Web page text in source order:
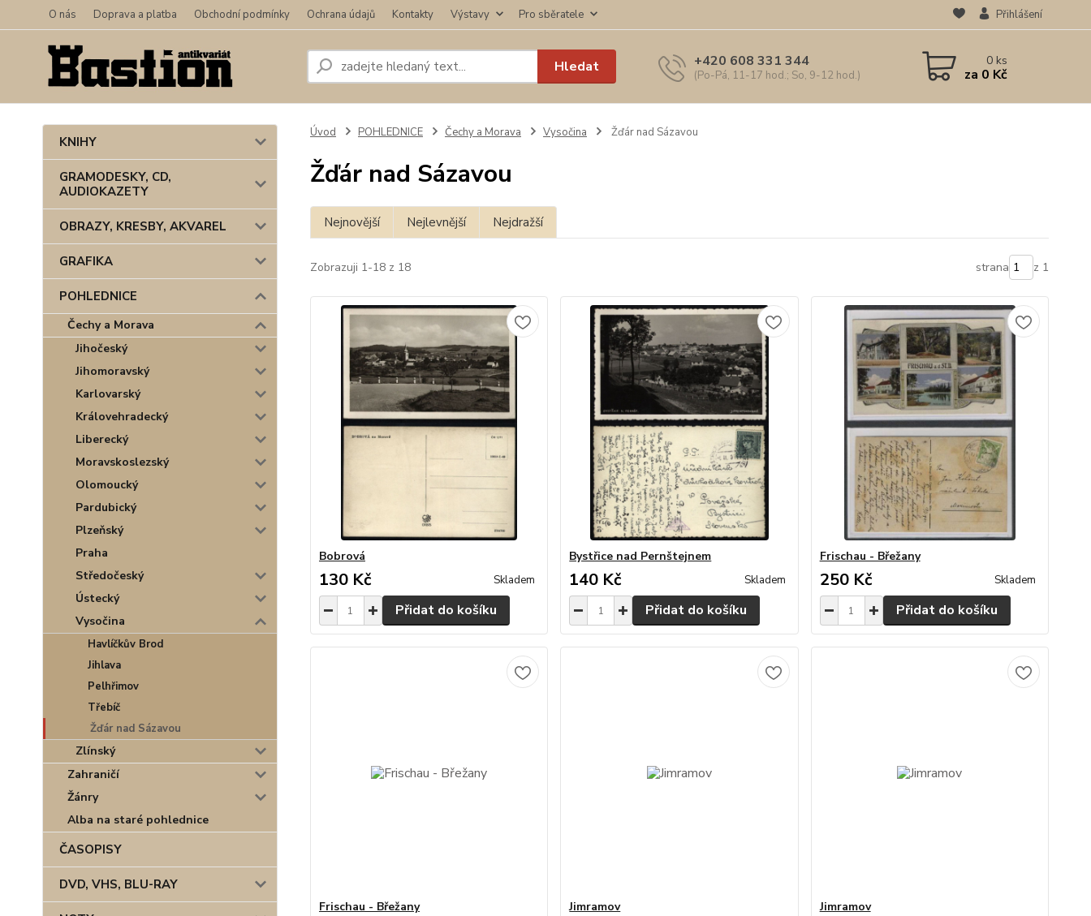
O nás Doprava a platba Obchodní podmínky Ochrana údajů Kontakty Výstavy Pro sběratele Přihlášení
Hledat +420 608 331 344
(Po-Pá, 11-17 hod.; So, 9-12 hod.)
0ks
za 0 Kč
KNIHY
GRAMODESKY, CD,
AUDIOKAZETY
OBRAZY, KRESBY, AKVAREL
GRAFIKA
POHLEDNICE
Čechy a Morava
Jihočeský
Jihomoravský
Karlovarský
Královehradecký
Liberecký
Moravskoslezský
Olomoucký
Pardubický
Plzeňský
Praha
Středočeský
Ústecký
Vysočina
Havlíčkův Brod
Jihlava
Pelhřimov
Třebíč
Žďár nad Sázavou
Zlínský
Zahraničí
Žánry
Alba na staré pohlednice
ČASOPISY
DVD, VHS, BLU-RAY
Úvod POHLEDNICE Čechy a Morava Vysočina Žďár nad Sázavou
Žďár nad Sázavou
Nejnovější Nejlevnější Nejdražší
Zobrazuji 1-18 z 18 strana z 1
Bobrová
130 Kč Skladem
Přidat do košíku
Bystřice nad Pernštejnem
140 Kč Skladem
Přidat do košíku
Frischau - Břežany
250 Kč Skladem
Přidat do košíku
Frischau - Břežany Jimramov Jimramov